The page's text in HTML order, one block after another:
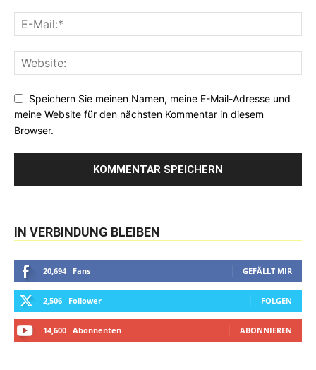
Speichern Sie meinen Namen, meine E-Mail-Adresse und
meine Website für den nächsten Kommentar in diesem
Browser.
IN VERBINDUNG BLEIBEN
20,694 Fans GEFÄLLT MIR
2,506 Follower FOLGEN
14,600 Abonnenten ABONNIEREN